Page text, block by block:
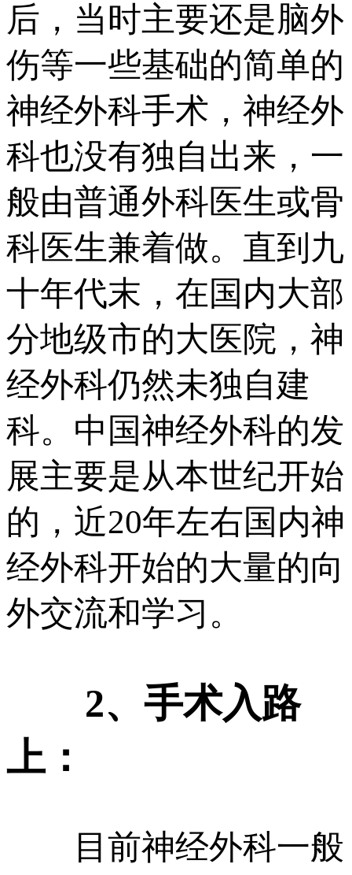
后，当时主要还是脑外
伤等一些基础的简单的
神经外科手术，神经外
科也没有独自出来，一
般由普通外科医生或骨
科医生兼着做。直到九
十年代末，在国内大部
分地级市的大医院，神
经外科仍然未独自建
科。中国神经外科的发
展主要是从本世纪开始
的，近20年左右国内神
经外科开始的大量的向
外交流和学习。
2、手术入路
上：
目前神经外科一般